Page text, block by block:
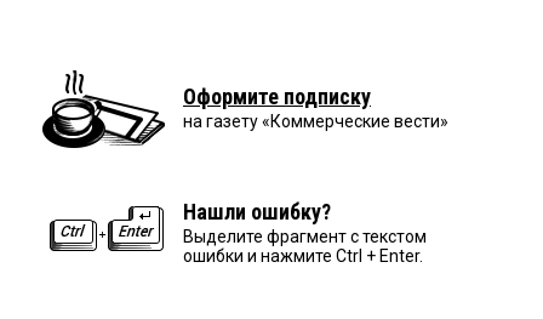
Оформите подписку
на газету «Коммерческие вести»
Нашли ошибку?
Выделите фрагмент с текстом
ошибки и нажмите Ctrl + Enter.